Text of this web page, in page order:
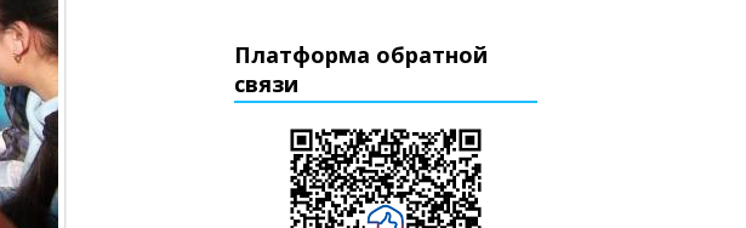
Платформа обратной
связи